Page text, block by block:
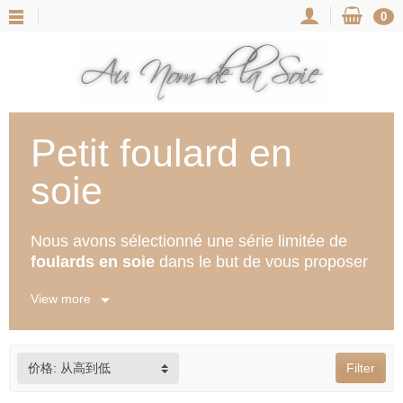
0
Petit foulard en
soie
Nous avons sélectionné une série limitée de
foulards en soie dans le but de vous proposer
nos foulards proviennent d'une
Pourquoi choisir un petit foulard en soie ?
Également appelé carré de soie, le petit foulard
est un accessoire de mode très polyvalent.
View more
Filter
价格: 从高到低